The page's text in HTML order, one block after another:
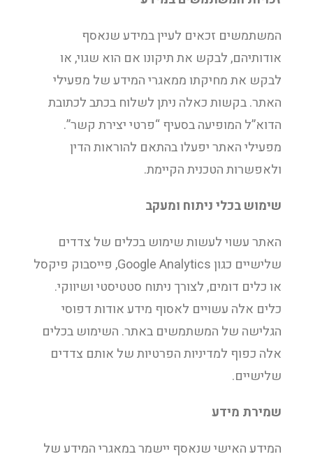
המשתמשים זכאים לעיין במידע שנאסף
אודותיהם, לבקש את תיקונו אם הוא שגוי, או
לבקש את מחיקתו ממאגרי המידע של מפעילי
האתר. בקשות כאלה ניתן לשלוח בכתב לכתובת
הדוא”ל המופיעה בסעיף “פרטי יצירת קשר”.
מפעילי האתר יפעלו בהתאם להוראות הדין
ולאפשרות הטכנית הקיימת.
שימוש בכלי ניתוח ומעקב
האתר עשוי לעשות שימוש בכלים של צדדים
שלישיים כגון Google Analytics, פייסבוק פיקסל
או כלים דומים, לצורך ניתוח סטטיסטי ושיווקי.
כלים אלה עשויים לאסוף מידע אודות דפוסי
הגלישה של המשתמשים באתר. השימוש בכלים
אלה כפוף למדיניות הפרטיות של אותם צדדים
שלישיים.
שמירת מידע
המידע האישי שנאסף יישמר במאגרי המידע של